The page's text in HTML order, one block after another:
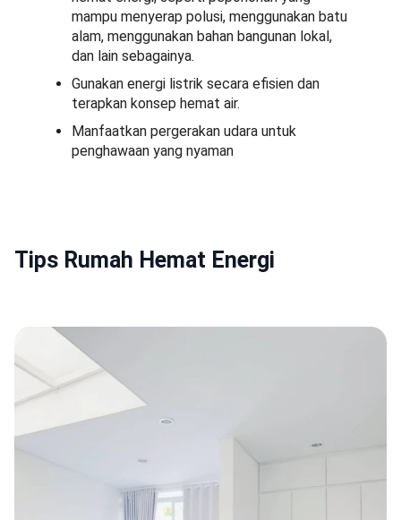
mampu menyerap polusi, menggunakan batu
alam, menggunakan bahan bangunan lokal,
dan lain sebagainya.
Gunakan energi listrik secara efisien dan
terapkan konsep hemat air.
Manfaatkan pergerakan udara untuk
penghawaan yang nyaman
Tips Rumah Hemat Energi